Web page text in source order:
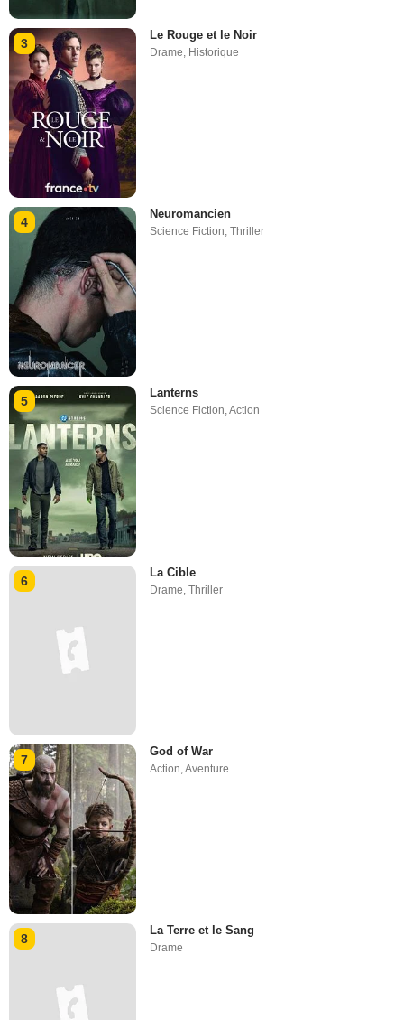
3
Le Rouge et le Noir
Drame Historique
4
Neuromancien
Science Fiction,Thriller
5
Lanterns
Science Fiction,Action
6
La Cible
Drame ,Thriller
7
God of War
Action,Aventure
8
La Terre et le Sang
Drame